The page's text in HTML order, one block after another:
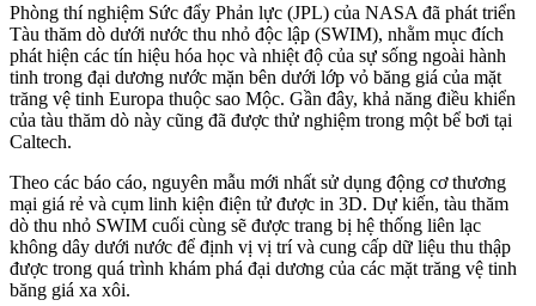
Phòng thí nghiệm Sức đẩy Phản lực (JPL) của NASA đã phát triển
Tàu thăm dò dưới nước thu nhỏ độc lập (SWIM), nhằm mục đích
phát hiện các tín hiệu hóa học và nhiệt độ của sự sống ngoài hành
tinh trong đại dương nước mặn bên dưới lớp vỏ băng giá của mặt
trăng vệ tinh Europa thuộc sao Mộc. Gần đây, khả năng điều khiển
của tàu thăm dò này cũng đã được thử nghiệm trong một bể bơi tại
Caltech.
Theo các báo cáo, nguyên mẫu mới nhất sử dụng động cơ thương
mại giá rẻ và cụm linh kiện điện tử được in 3D. Dự kiến, tàu thăm
dò thu nhỏ SWIM cuối cùng sẽ được trang bị hệ thống liên lạc
không dây dưới nước để định vị vị trí và cung cấp dữ liệu thu thập
được trong quá trình khám phá đại dương của các mặt trăng vệ tinh
băng giá xa xôi.